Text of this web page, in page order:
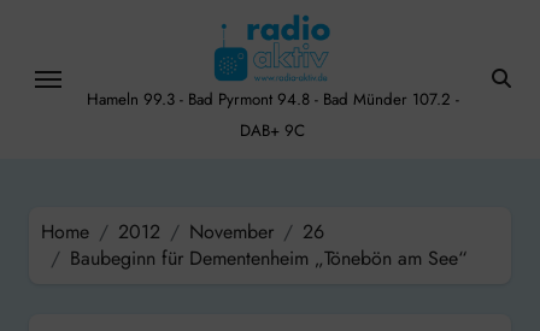
content
Hameln 99.3 - Bad Pyrmont 94.8 - Bad Münder 107.2 -
DAB+ 9C
Home 2012 November
26
Baubeginn für Dementenheim „Tönebön am See“